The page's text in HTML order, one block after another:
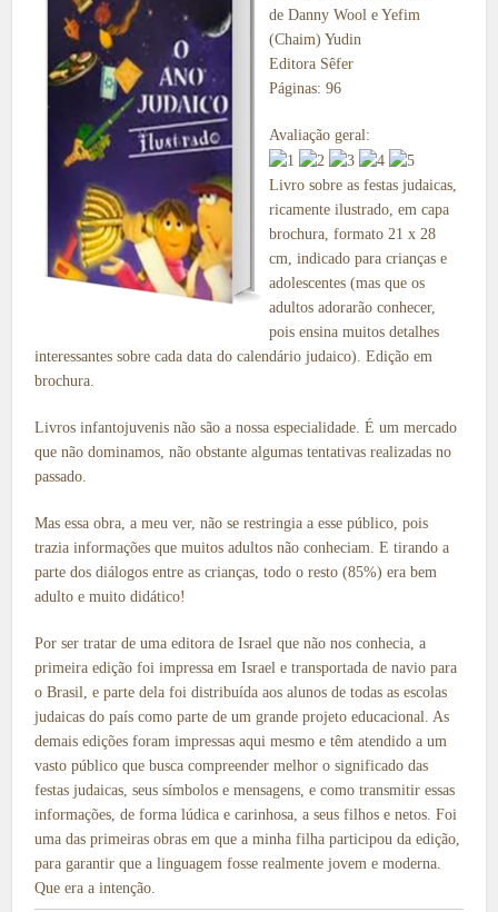
de Danny Wool e Yefim
(Chaim) Yudin
Editora Sêfer
Páginas: 96
Avaliação geral:
Livro sobre as festas judaicas,
ricamente ilustrado, em capa
brochura, formato 21 x 28
cm, indicado para crianças e
adolescentes (mas que os
adultos adorarão conhecer,
pois ensina muitos detalhes
interessantes sobre cada data do calendário judaico). Edição em
brochura.
Livros infantojuvenis não são a nossa especialidade. É um mercado
que não dominamos, não obstante algumas tentativas realizadas no
passado.
Mas essa obra, a meu ver, não se restringia a esse público, pois
trazia informações que muitos adultos não conheciam. E tirando a
parte dos diálogos entre as crianças, todo o resto (85%) era bem
adulto e muito didático!
Por ser tratar de uma editora de Israel que não nos conhecia, a
primeira edição foi impressa em Israel e transportada de navio para
o Brasil, e parte dela foi distribuída aos alunos de todas as escolas
judaicas do país como parte de um grande projeto educacional. As
demais edições foram impressas aqui mesmo e têm atendido a um
vasto público que busca compreender melhor o significado das
festas judaicas, seus símbolos e mensagens, e como transmitir essas
informações, de forma lúdica e carinhosa, a seus filhos e netos. Foi
uma das primeiras obras em que a minha filha participou da edição,
para garantir que a linguagem fosse realmente jovem e moderna.
Que era a intenção.